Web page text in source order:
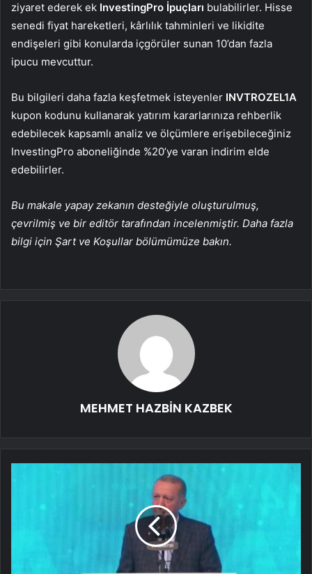
ziyaret ederek ek InvestingPro İpuçları bulabilirler. Hisse
senedi fiyat hareketleri, kârlılık tahminleri ve likidite
endişeleri gibi konularda içgörüler sunan 10’dan fazla
ipucu mevcuttur.
Bu bilgileri daha fazla keşfetmek isteyenler INVTROZEL1A
kupon kodunu kullanarak yatırım kararlarınıza rehberlik
edebilecek kapsamlı analiz ve ölçümlere erişebileceğiniz
InvestingPro aboneliğinde %20’ye varan indirim elde
edebilirler.
Bu makale yapay zekanın desteğiyle oluşturulmuş,
çevrilmiş ve bir editör tarafından incelenmiştir. Daha fazla
bilgi için Şart ve Koşullar bölümümüze bakın.
MEHMET HAZBİN KAZBEK